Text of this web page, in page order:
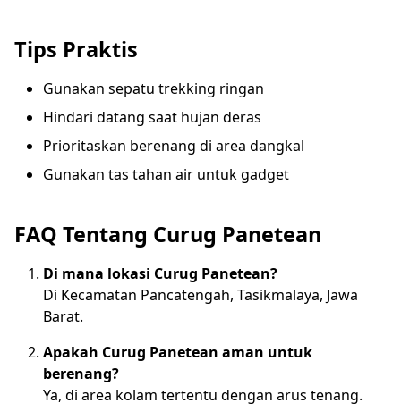
Tips Praktis
Gunakan sepatu trekking ringan
Hindari datang saat hujan deras
Prioritaskan berenang di area dangkal
Gunakan tas tahan air untuk gadget
FAQ Tentang Curug Panetean
Di mana lokasi Curug Panetean?
Di Kecamatan Pancatengah, Tasikmalaya, Jawa
Barat.
Apakah Curug Panetean aman untuk
berenang?
Ya, di area kolam tertentu dengan arus tenang.